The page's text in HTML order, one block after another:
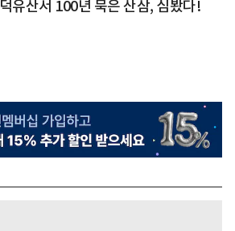
덕유산서 100년 묵은 산삼, 심봤다!